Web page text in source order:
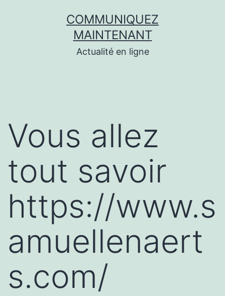
COMMUNIQUEZ
MAINTENANT
Actualité en ligne
Vous allez
tout savoir
https://www.s
amuellenaert
s.com/